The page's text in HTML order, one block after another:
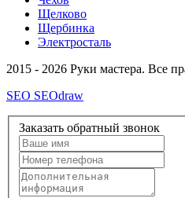
Щелково
Щербинка
Электросталь
2015 - 2026 Руки мастера. Все
SEO SEOdraw
Заказать обратный звонок